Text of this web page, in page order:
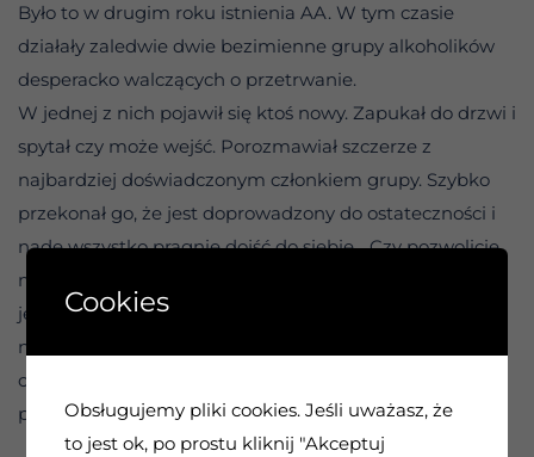
Było to w drugim roku istnienia AA. W tym czasie
działały zaledwie dwie bezimienne grupy alkoholików
desperacko walczących o przetrwanie.
W jednej z nich pojawił się ktoś nowy. Zapukał do drzwi i
spytał czy może wejść. Porozmawiał szczerze z
najbardziej doświadczonym członkiem grupy. Szybko
przekonał go, że jest doprowadzony do ostateczności i
nade wszystko pragnie dojść do siebie. „Czy pozwolicie
mi do was dołączyć? – zapytał. – Bo ja jestem ofiarą
jeszcze innego, dużo bardziej potępianego społecznie
niż alkoholizm nałogu? I rozumiem, że możecie nie
chcieć mnie wśród siebie. Ale może mnie jednak
przyjmiecie ???
Cookies
Obsługujemy pliki cookies. Jeśli uważasz, że
to jest ok, po prostu kliknij "Akceptuj